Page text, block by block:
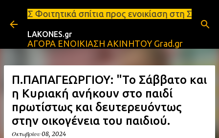
Μετάβαση στο κύριο περιεχόμενο
σπίτια προς ενοικίαση στη Σπάρτη Ενοικιάσεις
LAKONES.gr
ΑΓΟΡΑ ΕΝΟΙΚΙΑΣΗ ΑΚΙΝΗΤΟΥ Grad.gr
Π.ΠΑΠΑΓΕΩΡΓΙΟΥ: "Το Σάββατο και
η Κυριακή ανήκουν στο παιδί
πρωτίστως και δευτερευόντως
στην οικογένεια του παιδιού.
Οκτωβρίου 08, 2024